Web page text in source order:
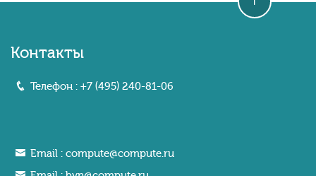
Контакты
Телефон : +7 (495) 240-81-06
Email : compute@compute.ru